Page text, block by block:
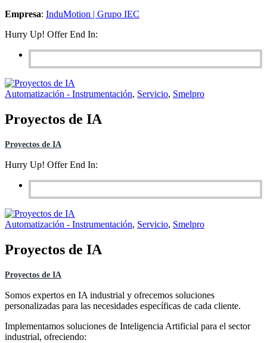
Empresa: InduMotion | Grupo IEC
Hurry Up! Offer End In:
Automatización - Instrumentación, Servicio, Smelpro
Proyectos de IA
Proyectos de IA
Hurry Up! Offer End In:
Automatización - Instrumentación, Servicio, Smelpro
Proyectos de IA
Proyectos de IA
Somos expertos en IA industrial y ofrecemos soluciones
personalizadas para las necesidades específicas de cada cliente.
Implementamos soluciones de Inteligencia Artificial para el sector
industrial, ofreciendo: